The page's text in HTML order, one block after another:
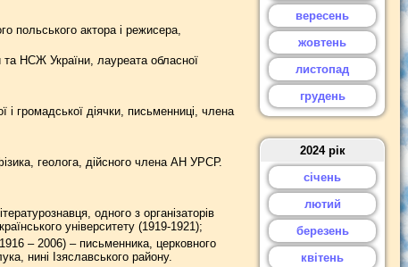
польського актора і режисера,
НСЖ України, лауреата обласної
громадської діячки, письменниці, члена
геолога, дійсного члена АН УРСР.
одного з організаторів
університету (1919-1921);
– 2006) – письменника, церковного
нині Ізяславського району.
вересень
жовтень
листопад
грудень
2024 рік
січень
лютий
березень
квітень